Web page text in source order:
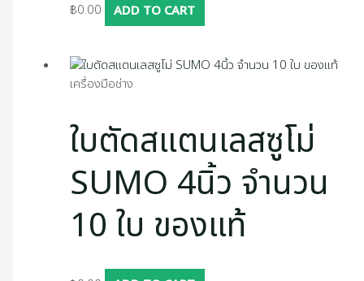
฿0.00 ADD TO CART
เครื่องมือช่าง
ใบตัดสแตนเลสซูโม่
SUMO 4นิ้ว จำนวน
10 ใบ ของแท้